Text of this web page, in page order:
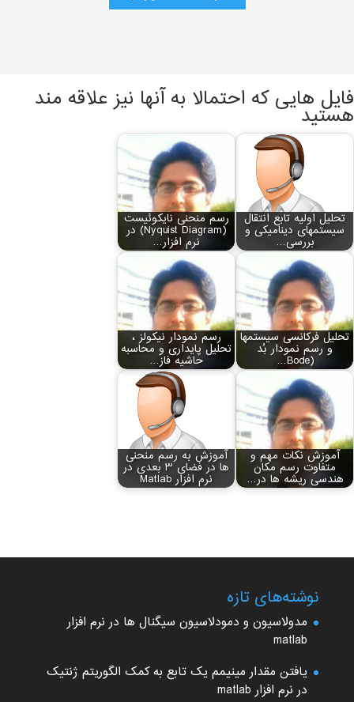
فایل هایی که احتمالا به آنها نیز علاقه مند
هستید
تحلیل اولیه تابع انتقال
سیستم‏های دینامیکی و
بررسی…
رسم منحنی نایکوئیست
(Nyquist Diagram) در
نرم افزار…
تحلیل فرکانسی سیستم‏ها
و رسم نمودار بُد
(Bode…
رسم نمودار نیکولز ،
تحلیل پایداری و محاسبه
حاشیه فاز…
آموزش نکات مهم و
متفاوت رسم مکان
هندسی ریشه‏ ها در…
آموزش به رسم منحنی
ها در فضای 3 بعدی در
نرم افزار Matlab
نوشته‌های تازه
مدولاسیون و دمودلاسیون سیگنال ها در نرم افزار
matlab
یافتن مقدار مینیمم یک تابع به کمک الگوریتم ژنتیک
در نرم افزار matlab